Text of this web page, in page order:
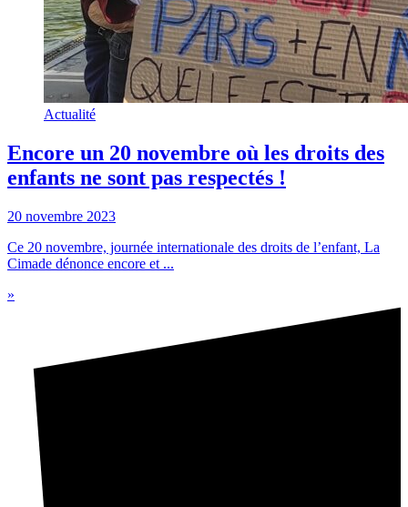
Actualité
Encore un 20 novembre où les droits des
enfants ne sont pas respectés !
20 novembre 2023
Ce 20 novembre, journée internationale des droits de l’enfant, La
Cimade dénonce encore et ...
»